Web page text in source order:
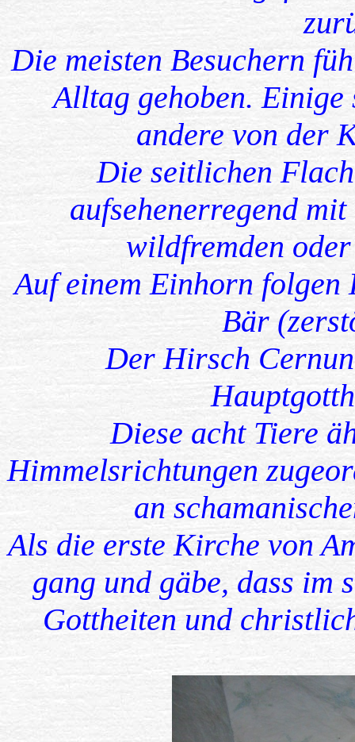
Die meisten Besuchern
Alltag gehoben.
andere von der
Die seitlichen
aufsehenerregend
wildfremden
Auf einem Einhorn folgen
Bär
Der Hirsch
Diese acht Tiere
Himmelsrichtungen
an
Als die erste Kirche von
gang und gäbe, dass
Gottheiten und